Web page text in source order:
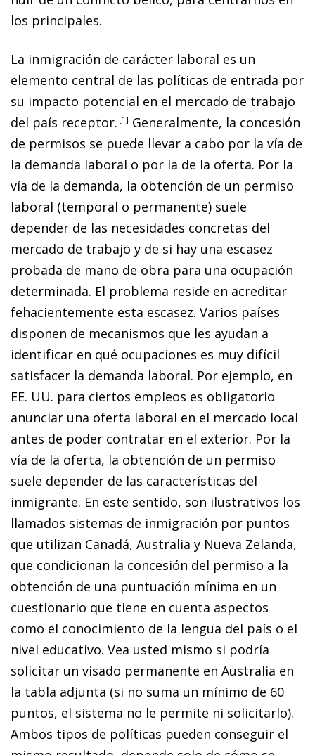
los principales.
La inmigración de carácter laboral es un
elemento central de las políticas de entrada por
su impacto potencial en el mercado de trabajo
del país receptor. 1
Generalmente, la concesión
de permisos se puede llevar a cabo por la vía de
la demanda laboral o por la de la oferta. Por la
vía de la demanda, la obtención de un permiso
laboral (temporal o permanente) suele
depender de las necesidades concretas del
mercado de trabajo y de si hay una escasez
probada de mano de obra para una ocupación
determinada. El problema reside en acreditar
fehacientemente esta escasez. Varios países
disponen de mecanismos que les ayudan a
identificar en qué ocupaciones es muy difícil
satisfacer la demanda laboral. Por ejemplo, en
EE. UU. para ciertos empleos es obligatorio
anunciar una oferta laboral en el mercado local
antes de poder contratar en el exterior. Por la
vía de la oferta, la obtención de un permiso
suele depender de las características del
inmigrante. En este sentido, son ilustrativos los
llamados sistemas de inmigración por puntos
que utilizan Canadá, Australia y Nueva Zelanda,
que condicionan la concesión del permiso a la
obtención de una puntuación mínima en un
cuestionario que tiene en cuenta aspectos
como el conocimiento de la lengua del país o el
nivel educativo. Vea usted mismo si podría
solicitar un visado permanente en Australia en
la tabla adjunta (si no suma un mínimo de 60
puntos, el sistema no le permite ni solicitarlo).
Ambos tipos de políticas pueden conseguir el